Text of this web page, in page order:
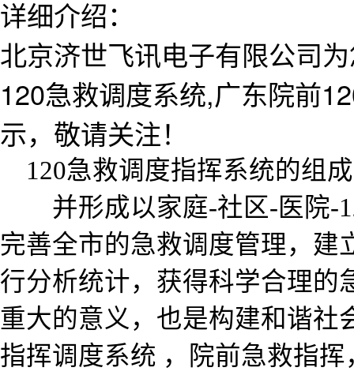
详细介绍：
北京济世飞讯电子有限公司
120急救调度系统,广东院前
示，敬请关注！
120急救调度指挥系统的组
并形成以家庭-社区-医院-
完善全市的急救调度管理，建
行分析统计，获得科学合理的
重大的意义，也是构建和谐
指挥调度系统 ，院前急救指挥